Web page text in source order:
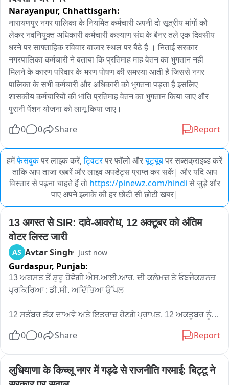
Narayanpur, Chhattisgarh:
नारायणपुर नगर पालिका के नियमित कर्मचारी अपनी दो सूत्रीय मांगों को
लेकर नवनियुक्त अधिकारी कर्मचारी कल्याण संघ के बैनर तले एक दिवसीय
धरने पर साफ्ताहिक रविवार बाजार स्थल पर बैठे है । निताई सरकार
नगरपालिका कर्मचारी ने बताया कि प्रतिमाह माह वेतन का भुगतान नहीं
मिलने के कारण परिवार के भरण पोषण की समस्या आती है जिससे नगर
पालिका के सभी कर्मचारी और अधिकारी को भुगतना पड़ता है इसलिए
शासकीय कर्मचारियों की भांति प्रतिमाह वेतन का भुगतान किया जाए और
पुरानी पेंशन योजना को लागू किया जाए।
0
0 Share Report
हमेंफेसबुकपर लाइक करें, ट्विटरपर फॉलो औरयूट्यूबपर सब्सक्राइब्ड करें
ताकि आप ताजा खबरें और लाइव अपडेट्स प्राप्त कर सकें| और यदि आप
विस्तार से पढ़ना चाहते हैं तो https://pinewz.com/hindi से जुड़े और
पाए अपने इलाके की हर छोटी सी छोटी खबर|
13 अगस्त से SIR: दावे-आवरोध, 12 अक्टूबर को अंतिम
वोटर लिस्ट जारी
AS Avtar Singh Just now
Gurdaspur, Punjab:
13 ਅਗਸਤ ਤੋਂ ਸ਼ੁਰੂ ਹੋਵੇਗੀ ਐਸ.ਆਈ.ਆਰ. ਦੀ ਕਲੇਮਜ਼ ਤੇ ਓਬਜੈਕਸ਼ਨਜ਼
ਪ੍ਰਕਿਰਿਆ : ਡੀ.ਸੀ. ਅਦਿੱਤਿਆ ਉੱਪਲ
12 ਸਤੰਬਰ ਤੱਕ ਦਾਅਵੇ ਅਤੇ ਇਤਰਾਜ਼ ਹੋਣਗੇ ਪ੍ਰਾਪਤ, 12 ਅਕਤੂਬਰ ਨੂੰ
ਦਿੰਦਿਆਂ ਦੱਸਿਆ ਕਿ ਜ਼ਿਲ੍ਹੇ ਵਿੱਚ ਵਿਸ਼ੇਸ਼ ਸੰਖੇਪ ਪੁਨਰੀਖਣ (Special
Intensive Revision-SIR) ਦਾ ਪਹਿਲਾ ਪੜਾਅ ਸਫਲਤਾਪੂਰਵਕ
0 0 Share Report
लुधियाणा के किच्लू नगर में गड्ढे से राजनीति गरमाई: बिट्टू ने